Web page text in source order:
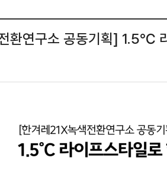
환연구소 공동기획] 1.5℃